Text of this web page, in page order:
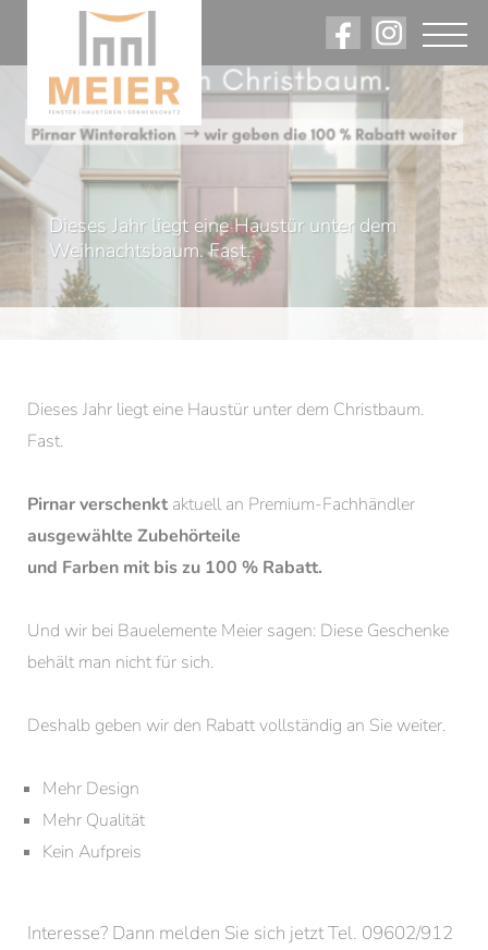
Angebote. Rabatte. Firmennews.
Am Laufenden bleiben.
Dieses Jahr liegt eine Haustür unter dem
Weihnachtsbaum. Fast.
Dieses Jahr liegt eine Haustür unter dem Christbaum.
Fast.
Pirnar verschenkt aktuell an Premium-Fachhändler
ausgewählte Zubehörteile
und Farben mit bis zu 100 % Rabatt.
Und wir bei Bauelemente Meier sagen: Diese Geschenke
behält man nicht für sich.
Deshalb geben wir den Rabatt vollständig an Sie weiter.
Mehr Design
Mehr Qualität
Kein Aufpreis
Interesse? Dann melden Sie sich jetzt Tel. 09602/912